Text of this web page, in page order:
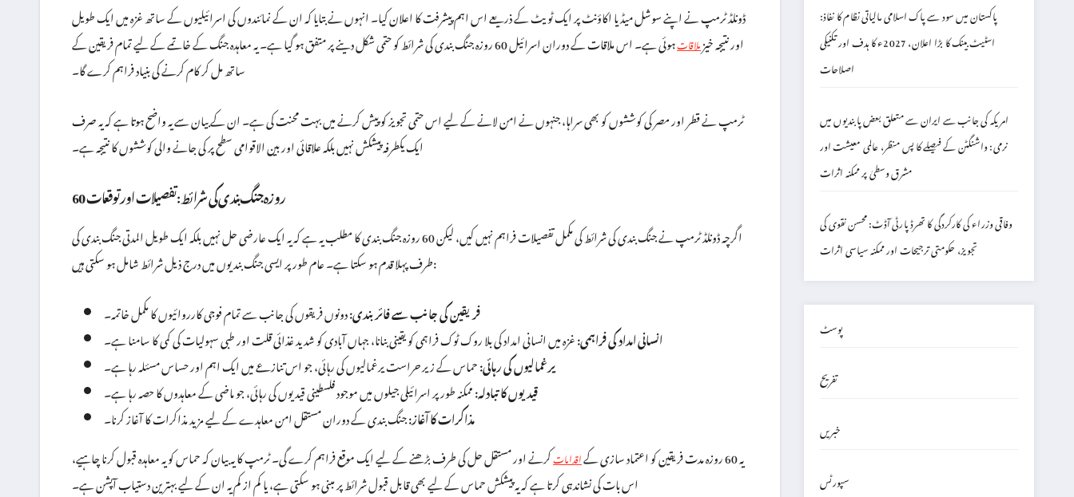
ڈونلڈ ٹرمپ نے اپنے سوشل میڈیا اکاؤنٹ پر ایک ٹویٹ کے ذریعے اس اہم پیشرفت کا اعلان کیا۔ انہوں نے بتایا کہ ان کے نمائندوں کی اسرائیلیوں کے ساتھ غزہ میں ایک طویل
اور نتیجہ خیزملاقات
ہوئی ہے۔ اس ملاقات کے دوران اسرائیل 60 روزہ جنگ بندی کی شرائط کو حتمی شکل دینے پر متفق ہو گیا ہے۔ یہ معاہدہ جنگ کے خاتمے کے لیے تمام فریقین کے
ساتھ مل کر کام کرنے کی بنیاد فراہم کرے گا۔
ٹرمپ نے قطر اور مصر کی کوششوں کو بھی سراہا، جنہوں نے امن لانے کے لیے اس حتمی تجویز کو پیش کرنے میں بہت محنت کی ہے۔ ان کے بیان سے یہ واضح ہوتا ہے کہ یہ صرف
ایک یکطرفہ پیشکش نہیں بلکہ علاقائی اور بین الاقوامی سطح پر کی جانے والی کوششوں کا نتیجہ ہے۔
60 روزہ جنگ بندی کی شرائط: تفصیلات اور توقعات
اگرچہ ڈونلڈ ٹرمپ نے جنگ بندی کی شرائط کی مکمل تفصیلات فراہم نہیں کیں، لیکن 60 روزہ جنگ بندی کا مطلب یہ ہے کہ یہ ایک عارضی حل نہیں بلکہ ایک طویل المدتی جنگ بندی کی
طرف پہلا قدم ہو سکتا ہے۔ عام طور پر ایسی جنگ بندیوں میں درج ذیل شرائط شامل ہو سکتی ہیں:
فریقین کی جانب سے فائر بندی:دونوں فریقوں کی جانب سے تمام فوجی کارروائیوں کا مکمل خاتمہ۔
انسانی امداد کی فراہمی:غزہ میں انسانی امداد کی بلا روک ٹوک فراہمی کو یقینی بنانا، جہاں آبادی کو شدید غذائی قلت اور طبی سہولیات کی کمی کا سامنا ہے۔
یرغمالیوں کی رہائی:حماس کے زیر حراست یرغمالیوں کی رہائی، جو اس تنازعے میں ایک اہم اور حساس مسئلہ رہا ہے۔
قیدیوں کا تبادلہ:ممکنہ طور پر اسرائیلی جیلوں میں موجود فلسطینی قیدیوں کی رہائی، جو ماضی کے معاہدوں کا حصہ رہا ہے۔
مذاکرات کا آغاز:جنگ بندی کے دوران مستقل امن معاہدے کے لیے مزید مذاکرات کا آغاز کرنا۔
یہ 60 روزہ مدت فریقین کو اعتماد سازی کے
اقداماتکرنے اور مستقل حل کی طرف بڑھنے کے لیے ایک موقع فراہم کرے گی۔ ٹرمپ کا یہ بیان کہ حماس کو یہ معاہدہ قبول کرنا چاہیے،
اس بات کی نشاندہی کرتا ہے کہ یہ پیشکش حماس کے لیے بھی قابل قبول شرائط پر مبنی ہو سکتی ہے، یا کم از کم یہ ان کے لیے بہترین دستیاب آپشن ہے۔
پاکستان میں سود سے پاک اسلامی مالیاتی نظام کا نفاذ:
اسٹیٹ بینک کا بڑا اعلان، 2027ء کا ہدف اور تکنیکی
اصلاحات
امریکہ کی جانب سے ایران سے متعلق بعض پابندیوں میں
نرمی: واشنگٹن کے فیصلے کا پس منظر، عالمی معیشت اور
مشرق وسطیٰ پر ممکنہ اثرات
وفاقی وزراء کی کارکردگی کا تھرڈ پارٹی آڈٹ: محسن نقوی کی
تجویز، حکومتی ترجیحات اور ممکنہ سیاسی اثرات
پوسٹ
تفریح
خبریں
سپورٹس